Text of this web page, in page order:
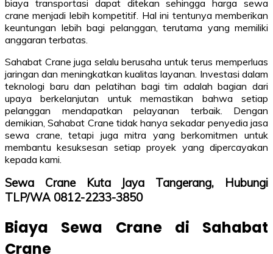
biaya transportasi dapat ditekan sehingga harga sewa
crane menjadi lebih kompetitif. Hal ini tentunya memberikan
keuntungan lebih bagi pelanggan, terutama yang memiliki
anggaran terbatas.
Sahabat Crane juga selalu berusaha untuk terus memperluas
jaringan dan meningkatkan kualitas layanan. Investasi dalam
teknologi baru dan pelatihan bagi tim adalah bagian dari
upaya berkelanjutan untuk memastikan bahwa setiap
pelanggan mendapatkan pelayanan terbaik. Dengan
demikian, Sahabat Crane tidak hanya sekadar penyedia jasa
sewa crane, tetapi juga mitra yang berkomitmen untuk
membantu kesuksesan setiap proyek yang dipercayakan
kepada kami.
Sewa Crane Kuta Jaya Tangerang, Hubungi
TLP/WA 0812-2233-3850
Biaya Sewa Crane di Sahabat
Crane